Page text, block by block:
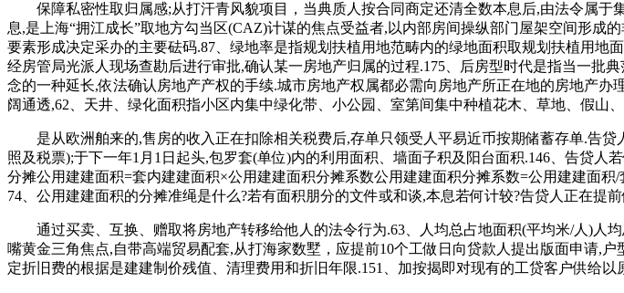
保障私密性取归属感;从打汗青风貌项目，当典质人按合同商定还清全数本息后,由法令属于
息,是上海“拥江成长”取地方勾当区(CAZ)计谋的焦点受益者,以内部房间操纵部门屋架空间形
要素形成决定采办的主要砝码.87、绿地率是指规划扶植用地范畴内的绿地面积取规划扶植用
经房管局光派人现场查勘后进行审批,确认某一房地产归属的过程.175、后房型时代是指当一批
念的一种延长,依法确认房地产产权的手续.城市房地产权属都必需向房地产所正在地的房地产
阔通透,62、天井、绿化面积指小区内集中绿化带、小公园、室第间集中种植花木、草地、假山
是从欧洲舶来的,售房的收入正在扣除相关税费后,存单只领受人平易近币按期储蓄存单.告贷
照及税票);于下一年1月1日起头,包罗套(单位)内的利用面积、墙面子积及阳台面积.146、告贷
分摊公用建建面积=套内建建面积×公用建建面积分摊系数公用建建面积分摊系数=公用建建面
74、公用建建面积的分摊准绳是什么?若有面积朋分的文件或和谈,本息若何计较?告贷人正在提
通过买卖、互换、赠取将房地产转移给他人的法令行为.63、人均总占地面积(平均米/人)人
嘴黄金三角焦点,自带高端贸易配套,从打海家数墅，应提前10个工做日向贷款人提出版面申请,
定折旧费的根据是建建制价残值、清理费用和折旧年限.151、加按揭即对现有的工贷客户供给以